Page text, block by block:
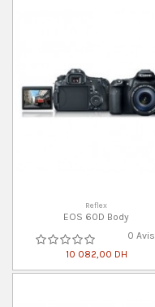
Reflex
EOS 60D Body
0 Avis
10 082,00 DH